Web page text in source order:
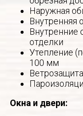
Наружная
Внутренняя
Внутренние
отделки
Утепление
100 мм
Окна и двери: